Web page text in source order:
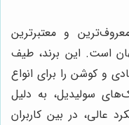
و معتبرترین
است. این برند، طیف
و کوشن را برای انواع
سولیدیل، به دلیل
عالی، در بین کاربران